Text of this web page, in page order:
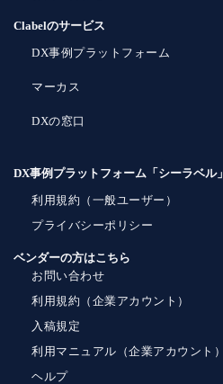
Clabelのサービス
DX事例プラットフォーム
マーカス
DXの窓口
DX事例プラットフォーム「シーラベル」
利用規約（一般ユーザー）
プライバシーポリシー
ベンダーの方はこちら
お問い合わせ
利用規約（企業アカウント）
入稿規定
利用マニュアル（企業アカウント）
ヘルプ